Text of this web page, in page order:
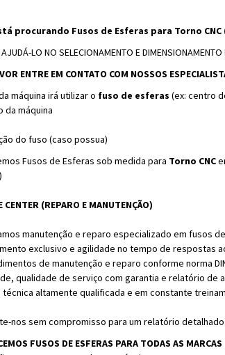
procurando Fusos de Esferas para Torno CNC
LO NO SELECIONAMENTO E DIMENSIONAMENTO
ENTRE EM CONTATO COM NOSSOS
máquina irá utilizar o fuso de esferas (ex: centro
da máquina
do fuso (caso possua)
Fusos de Esferas sob medida para Torno CNC
)
CENTER (REPARO E MANUTENÇÃO)
manutenção e reparo especializado em fusos
exclusivo e agilidade no tempo de respostas
de manutenção e reparo conforme norma
qualidade de serviço com garantia e relatório de
técnica altamente qualificada e em constante
nos sem compromisso para um relatório
FUSOS DE ESFERAS PARA TODAS AS